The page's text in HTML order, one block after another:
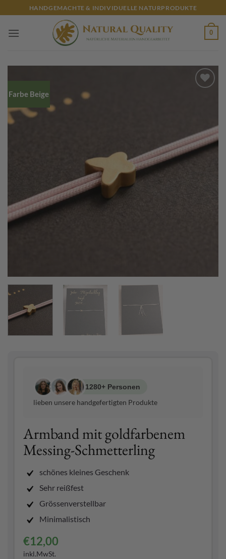
Inhalt
springen
HANDGEMACHTE & INDIVIDUELLE NATURPRODUKTE
0
Farbe Beige
1280+ Personen
lieben unsere handgefertigten Produkte
Armband mit goldfarbenem
Messing-Schmetterling
schönes kleines Geschenk
Sehr reißfest
Grössenverstellbar
Minimalistisch
€12,00
inkl.MwSt.